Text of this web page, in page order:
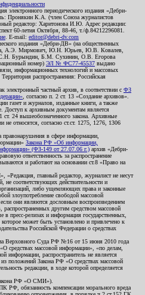
электронного периодического издания «Дебри-
Пронякин К.А. (член Союза журналистов
редактор: Харитонова И.Ю. Адрес редакции:
60-летия Октября, 88-46, т./ф.84212296081.
. E-mail: editor@debri-dv.com
издания «Дебри-ДВ» (на общественных
А.Э. Мирмович, Ю.Н. Юрьев, Ю.В. Ковалев,
Бурындин, Б.М. Сухинин, О.В. Егорова
номер) ЭЛ № ФС77-45537 выдано
информационных технологий и массовых
распространения: Российская
частный архив, в соответствии с ФЗ
, согласно п. 2 ст. 13 «Создание архивов».
газет и журналов, изданные книги, а также
Доступ к архивным документам является
ст. 24 вышеобозначенного закона. Архивные
не относятся, согласно ст.ст. 1275, 1276, 1306
правонарушения в сфере информации,
Закона РФ «Об информации,
(ФЗ-149 от 27.07.06 г.) архив «Дебри-
ответственность за распространение
и работают на основании ст.8 «Право на
главный редактор, журналист не несут
не соответствующих действительности и
либо ущемляющих права и законные
злоупотребление свободой массовой
они являются дословным воспроизведением
другим средством массовой
пресс-релизах и информация государственных,
может быть установлено и привлечено к
Российской Федерации о средствах
Верховного Суда РФ №16 от 15 июня 2010 года
средствах массовой информации», «по делам,
информации, распространитель не является
положений Закона РФ «О средствах массовой
редакции, в ходе которой определяется
РФ «О СМИ»).
РФ, обязанность компенсации морального вреда